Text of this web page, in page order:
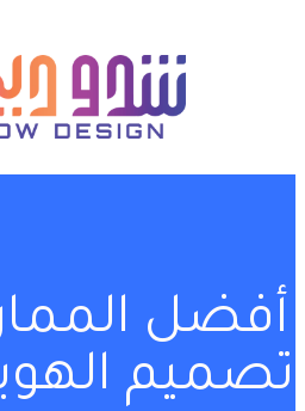
أفضل
تصميم